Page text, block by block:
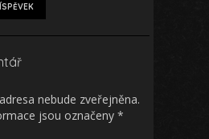
nebude zveřejněna.
jsou označeny *